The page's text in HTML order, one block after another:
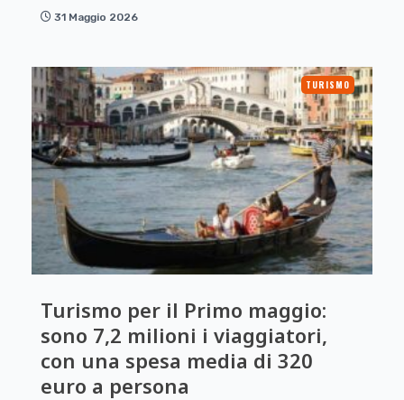
31 Maggio 2026
TURISMO
Turismo per il Primo maggio:
sono 7,2 milioni i viaggiatori,
con una spesa media di 320
euro a persona